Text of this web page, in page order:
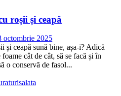
roșii și ceapă
octombrie 2025
și ceapă sună bine, așa-i? Adică
cât de cât, să se facă și în
o conservă de fasol...
salata